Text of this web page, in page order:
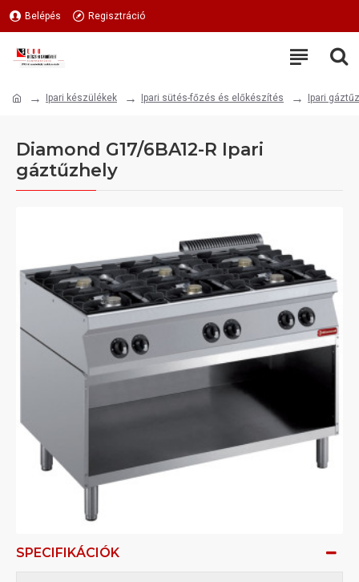
Belépés Regisztráció
Ipari készülékek Ipari sütés-főzés és előkészítés Ipari
Diamond G17/6BA12-R Ipari
gáztűzhely
SPECIFIKÁCIÓK